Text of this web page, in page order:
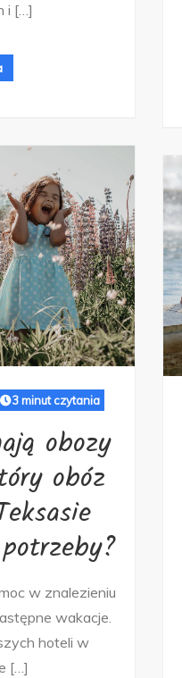
i […]
3 minut czytania
obozy
obóz
w znalezieniu
wakacje.
hoteli w
[…]